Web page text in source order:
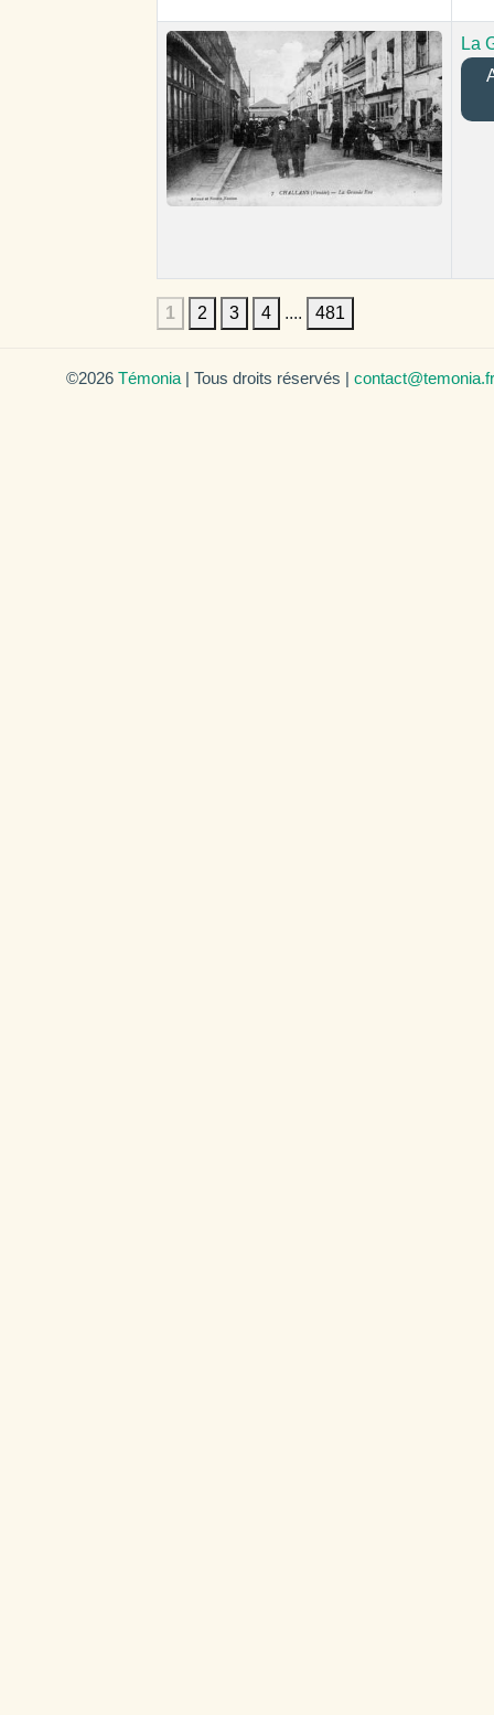
La
1 2 3 4 .... 481
©2026 Témonia | Tous droits réservés | contact@temonia.fr